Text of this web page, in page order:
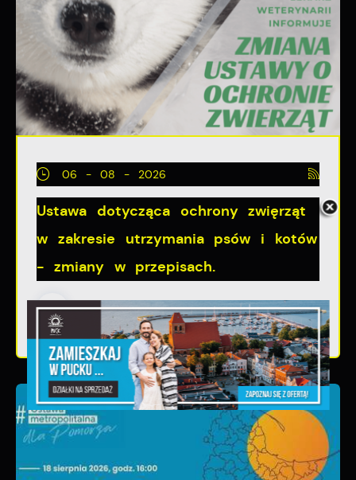
06 - 08 - 2026
Ustawa dotycząca ochrony zwięrząt
w zakresie utrzymania psów i kotów
- zmiany w przepisach.